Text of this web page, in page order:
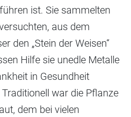
ist. Sie sammelten
aus dem
den „Stein der Weisen“
Hilfe sie unedle Metalle
in Gesundheit
war die Pflanze
dem bei vielen